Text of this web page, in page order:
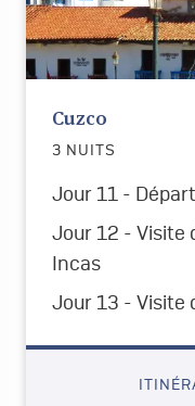
Cuzco
3 NUITS
Jour 11 -
Jour 12 - Visite
Incas
Jour 13 - Visite